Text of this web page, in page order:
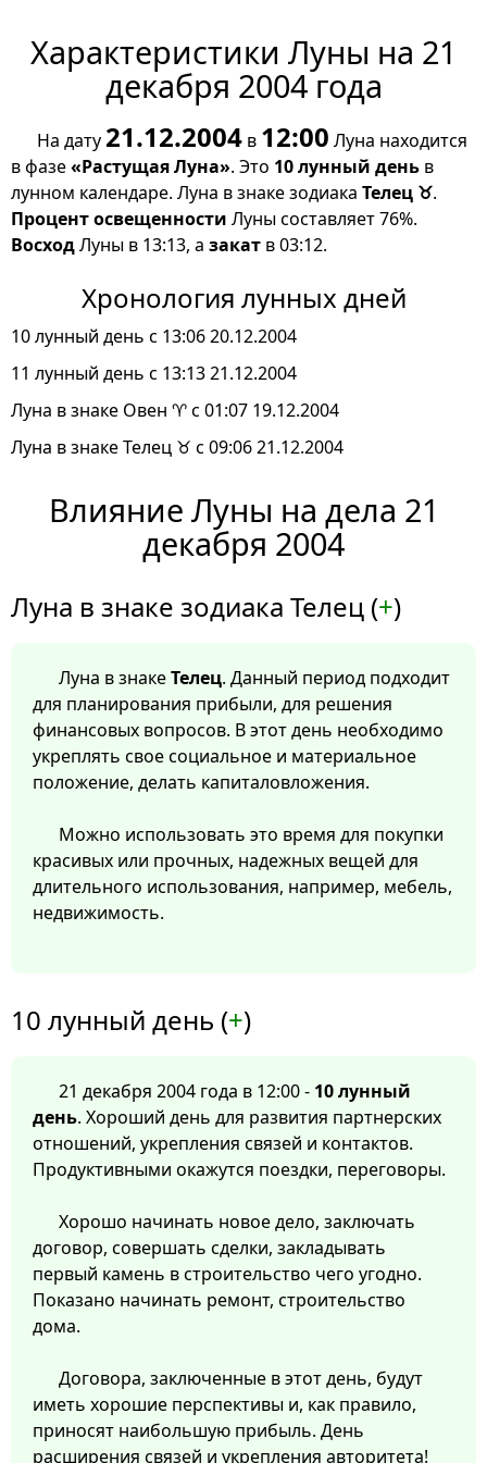
Характеристики Луны на 21
декабря 2004 года
На дату 21.12.2004 в 12:00 Луна находится
в фазе«Растущая Луна». Это 10 лунный день в
лунном календаре. Луна в знаке зодиака Телец ♉.
Процент освещенности Луны составляет 76%.
ВосходЛуны в 13:13, а закат в 03:12.
Хронология лунных дней
10 лунный день с 13:06 20.12.2004
11 лунный день с 13:13 21.12.2004
Луна в знаке Овен ♈ с 01:07 19.12.2004
Луна в знаке Телец ♉ с 09:06 21.12.2004
Влияние Луны на дела 21
декабря 2004
Луна в знаке зодиака Телец (+)
Луна в знакеТелец. Данный период подходит
для планирования прибыли, для решения
финансовых вопросов. В этот день необходимо
укреплять свое социальное и материальное
положение, делать капиталовложения.
Можно использовать это время для покупки
красивых или прочных, надежных вещей для
длительного использования, например, мебель,
недвижимость.
10 лунный день (+)
21 декабря 2004 года в 12:00 - 10 лунный
день. Хороший день для развития партнерских
отношений, укрепления связей и контактов.
Продуктивными окажутся поездки, переговоры.
Хорошо начинать новое дело, заключать
договор, совершать сделки, закладывать
первый камень в строительство чего угодно.
Показано начинать ремонт, строительство
дома.
Договора, заключенные в этот день, будут
иметь хорошие перспективы и, как правило,
приносят наибольшую прибыль. День
расширения связей и укрепления авторитета!